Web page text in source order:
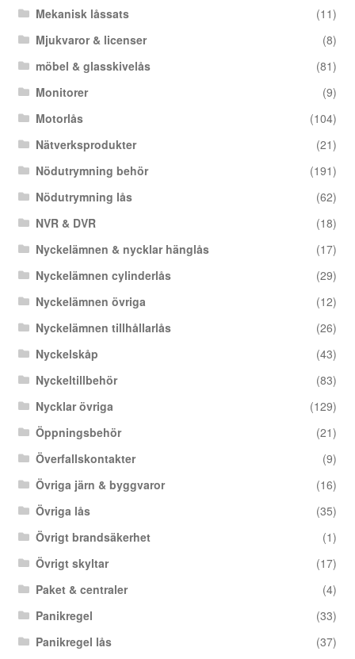
Mekanisk låssats
(11)
Mjukvaror & licenser
(8)
möbel & glasskivelås
(81)
Monitorer
(9)
Motorlås
(104)
Nätverksprodukter
(21)
Nödutrymning behör
(191)
Nödutrymning lås
(62)
NVR & DVR
(18)
Nyckelämnen & nycklar hänglås
(17)
Nyckelämnen cylinderlås
(29)
Nyckelämnen övriga
(12)
Nyckelämnen tillhållarlås
(26)
Nyckelskåp
(43)
Nyckeltillbehör
(83)
Nycklar övriga
(129)
Öppningsbehör
(21)
Överfallskontakter
(9)
Övriga järn & byggvaror
(16)
Övriga lås
(35)
Övrigt brandsäkerhet
(1)
Övrigt skyltar
(17)
Paket & centraler
(4)
Panikregel
(33)
Panikregel lås
(37)